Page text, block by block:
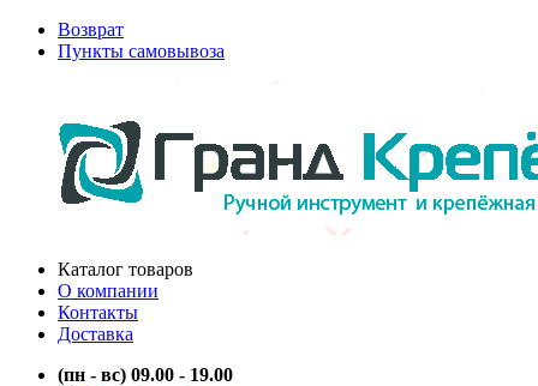
Возврат
Пункты самовывоза
Каталог товаров
О компании
Контакты
Доставка
(пн - вс) 09.00 - 19.00